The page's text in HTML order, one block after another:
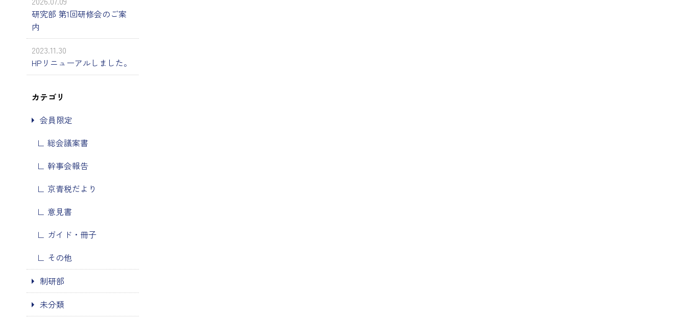
研究部 第1回研修会のご案
内
2023.11.30
HPリニューアルしました。
カテゴリ
会員限定
総会議案書
幹事会報告
京青税だより
意見書
ガイド・冊子
その他
制研部
未分類